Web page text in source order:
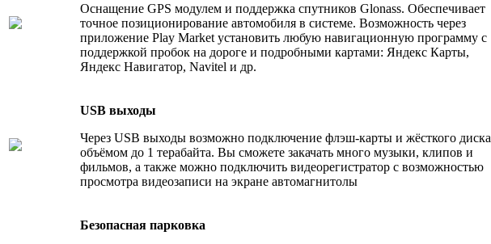
Оснащение GPS модулем и поддержка спутников Glonass. Обеспечивает
точное позиционирование автомобиля в системе. Возможность через
приложение Play Market установить любую навигационную программу с
поддержкой пробок на дороге и подробными картами: Яндекс Карты,
Яндекс Навигатор, Navitel и др.
USB выходы
Через USB выходы возможно подключение флэш-карты и жёсткого диска
объёмом до 1 терабайта. Вы сможете закачать много музыки, клипов и
фильмов, а также можно подключить видеорегистратор с возможностью
просмотра видеозаписи на экране автомагнитолы
Безопасная парковка